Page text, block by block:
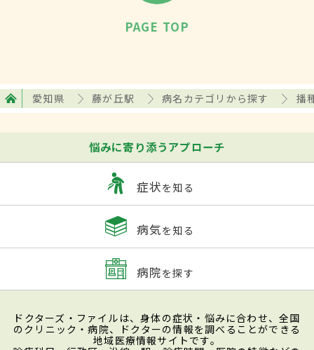
PAGE TOP
愛知県 藤が丘駅 病名カテゴリから探す 播
悩みに寄り添うアプローチ
症状を知る
病気を知る
病院を探す
ドクターズ・ファイルは、身体の症状・悩みに合わせ、全国
のクリニック・病院、ドクターの情報を調べることができる
地域医療情報サイトです。